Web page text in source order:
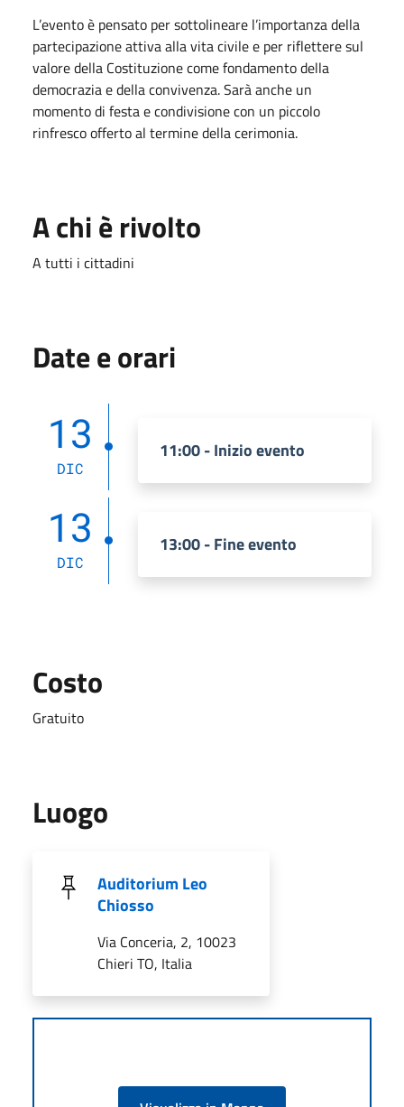
L’evento è pensato per sottolineare l’importanza della
partecipazione attiva alla vita civile e per riflettere sul
valore della Costituzione come fondamento della
democrazia e della convivenza. Sarà anche un
momento di festa e condivisione con un piccolo
rinfresco offerto al termine della cerimonia.
A chi è rivolto
A tutti i cittadini
Date e orari
13
DIC
11:00 - Inizio evento
13
DIC
13:00 - Fine evento
Costo
Gratuito
Luogo
Auditorium Leo
Chiosso
Via Conceria, 2, 10023
Chieri TO, Italia